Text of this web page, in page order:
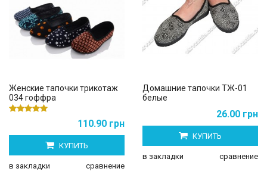
Женские тапочки трикотаж
034 гоффра
110.90 грн
КУПИТЬ
в закладки сравнение
Домашние тапочки ТЖ-01
белые
26.00 грн
КУПИТЬ
в закладки сравнение